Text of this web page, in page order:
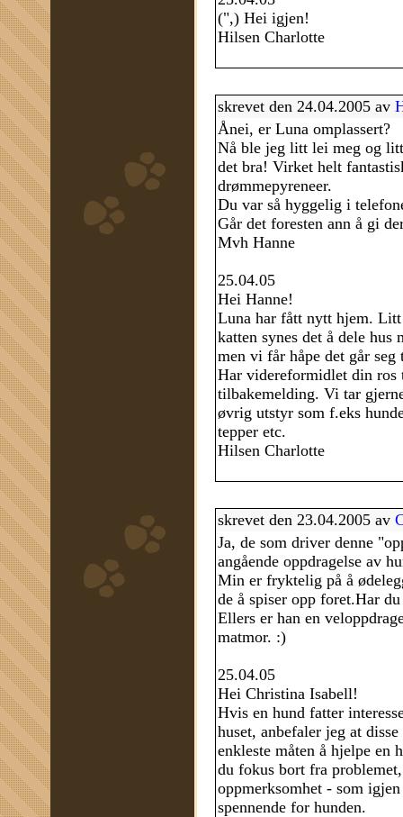
(",) Hei igjen!
Hilsen Charlotte
skrevet den 24.04.2005 av
Ånei, er Luna omplassert?
Nå ble jeg litt lei meg og
det bra! Virket helt
drømmepyreneer.
Du var så hyggelig i
Går det foresten ann å gi
Mvh Hanne
25.04.05
Hei Hanne!
Luna har fått nytt hjem.
katten synes det å dele
men vi får håpe det går
Har videreformidlet din
tilbakemelding. Vi tar
øvrig utstyr som f.eks
tepper etc.
Hilsen Charlotte
skrevet den 23.04.2005 av
Ja, de som driver denne
angående oppdragelse av
Min er fryktelig på å
de å spiser opp foret.Har
Ellers er han en
matmor. :)
25.04.05
Hei Christina Isabell!
Hvis en hund fatter
huset, anbefaler jeg at
enkleste måten å hjelpe en
du fokus bort fra
oppmerksomhet - som
spennende for hunden.